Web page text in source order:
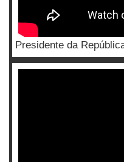
Presidente da